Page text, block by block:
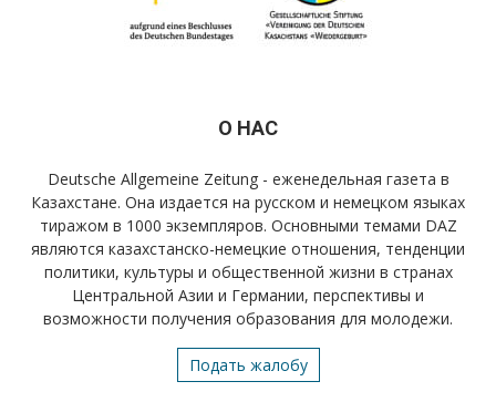
О НАС
Deutsche Allgemeine Zeitung - еженедельная газета в
Казахстане. Она издается на русском и немецком языках
тиражом в 1000 экземпляров. Основными темами DAZ
являются казахстанско-немецкие отношения, тенденции
политики, культуры и общественной жизни в странах
Центральной Азии и Германии, перспективы и
возможности получения образования для молодежи.
Подать жалобу